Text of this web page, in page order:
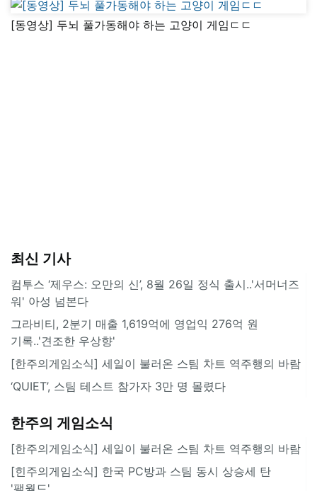
[동영상] 두뇌 풀가동해야 하는 고양이 게임ㄷㄷ
최신 기사
컴투스 ‘제우스: 오만의 신’, 8월 26일 정식 출시..'서머너즈
워' 아성 넘본다
그라비티, 2분기 매출 1,619억에 영업익 276억 원
기록..'견조한 우상향'
[한주의게임소식] 세일이 불러온 스팀 차트 역주행의 바람
‘QUIET’, 스팀 테스트 참가자 3만 명 몰렸다
한주의 게임소식
[한주의게임소식] 세일이 불러온 스팀 차트 역주행의 바람
[힌주의게임소식] 한국 PC방과 스팀 동시 상승세 탄
'팰월드'